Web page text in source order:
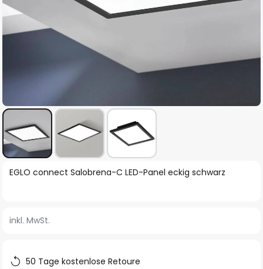
Zum
springen
EGLO connect Salobrena-C LED-Panel eckig schwarz
inkl. MwSt.
50 Tage kostenlose Retoure